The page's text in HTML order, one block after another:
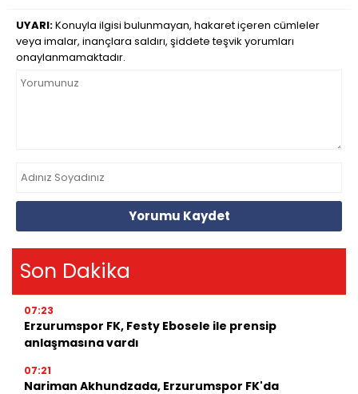
UYARI:Konuyla ilgisi bulunmayan, hakaret içeren cümleler
veya imalar, inançlara saldırı, şiddete teşvik yorumları
onaylanmamaktadır.
Yorumu Kaydet
Son Dakika
07:23
Erzurumspor FK, Festy Ebosele ile prensip
anlaşmasına vardı
07:21
Nariman Akhundzada, Erzurumspor FK'da